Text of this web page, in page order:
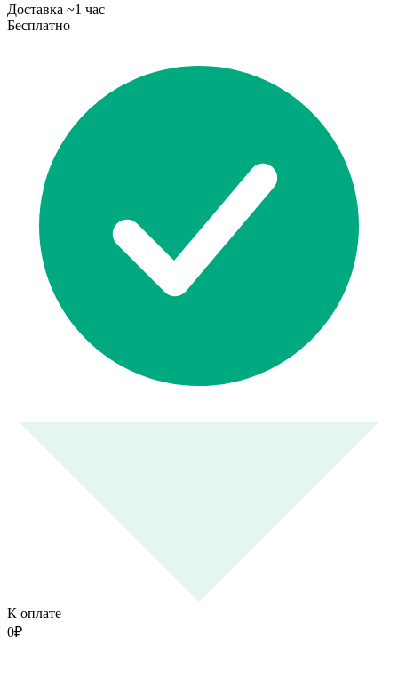
Доставка ~1 час
Бесплатно
К оплате
0₽